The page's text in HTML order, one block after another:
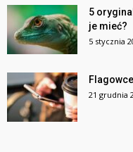
5
je mieć?
5 stycznia
21 grudnia